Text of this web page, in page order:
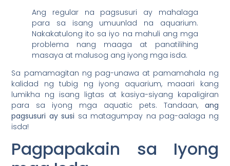
Ang regular na pagsusuri ay mahalaga
para sa isang umuunlad na aquarium.
Nakakatulong ito sa iyo na mahuli ang mga
problema nang maaga at panatilihing
masaya at malusog ang iyong mga isda.
Sa pamamagitan ng pag-unawa at pamamahala ng
kalidad ng tubig ng iyong aquarium, maaari kang
lumikha ng isang ligtas at kasiya-siyang kapaligiran
para sa iyong mga aquatic pets. Tandaan, ang
pagsusuri ay susi sa matagumpay na pag-aalaga ng
isda!
Pagpapakain sa Iyong